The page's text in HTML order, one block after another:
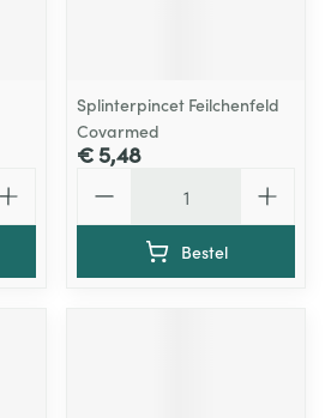
Splinterpincet Feilchenfeld
Covarmed
€ 5,48
Bestel